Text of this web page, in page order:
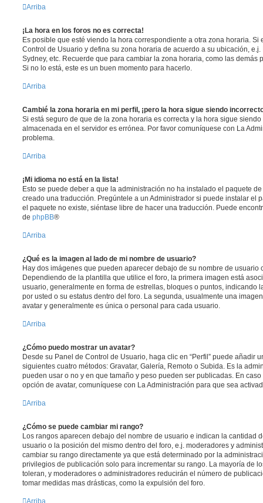
Arriba
¡La hora en los foros no es correcta!
Es posible que esté viendo la hora correspondiente a otra zona horaria. Si
Control de Usuario y defina su zona horaria de acuerdo a su ubicación, e.j.
Sydney, etc. Recuerde que para cambiar la zona horaria, como las demás
Si no lo está, este es un buen momento para hacerlo.
Arriba
Cambié la zona horaria en mi perfil, ¡pero la hora sigue siendo
Si está seguro de que de la zona horaria es correcta y la hora sigue
almacenada en el servidor es errónea. Por favor comuníquese con La
problema.
Arriba
¡Mi idioma no está en la lista!
Esto se puede deber a que la administración no ha instalado el paquete
creado una traducción. Pregúntele a un Administrador si puede instalar el
el paquete no existe, siéntase libre de hacer una traducción. Puede
de phpBB®
Arriba
¿Qué es la imagen al lado de mi nombre de usuario?
Hay dos imágenes que pueden aparecer debajo de su nombre de usuario
Dependiendo de la plantilla que utilice el foro, la primera imagen está
usuario, generalmente en forma de estrellas, bloques o puntos, indicando
por usted o su estatus dentro del foro. La segunda, usualmente una
avatar y generalmente es única o personal para cada usuario.
Arriba
¿Cómo puedo mostrar un avatar?
Desde su Panel de Control de Usuario, haga clic en “Perfil” puede añadir
siguientes cuatro métodos: Gravatar, Galería, Remoto o Subida. Es la
pueden usar o no y en que tamaño y peso pueden ser publicadas. En
opción de avatar, comuníquese con La Administración para que sea
Arriba
¿Cómo se puede cambiar mi rango?
Los rangos aparecen debajo del nombre de usuario e indican la cantidad
usuario o la posición del mismo dentro del foro, e.j. moderadores y
cambiar su rango directamente ya que está determinado por la
privilegios de publicación solo para incrementar su rango. La mayoría de
toleran, y moderadores o administradores reducirán el número de
tomar medidas mas drásticas, como la expulsión del foro.
Arriba